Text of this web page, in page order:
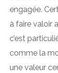
engagée.
à faire valoir
c’est
comme la
une valeur